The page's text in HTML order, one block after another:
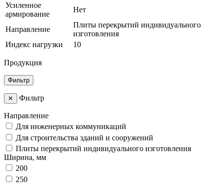
Усиленное
армирование
Нет
Направление
Плиты перекрытий индивидуального
изготовления
Индекс нагрузки
10
Продукция
Фильтр
✕ Фильтр
Направление
Для инженерных коммуникаций
Для строительства зданий и сооружений
Плиты перекрытий индивидуального изготовления
Ширина, мм
200
250